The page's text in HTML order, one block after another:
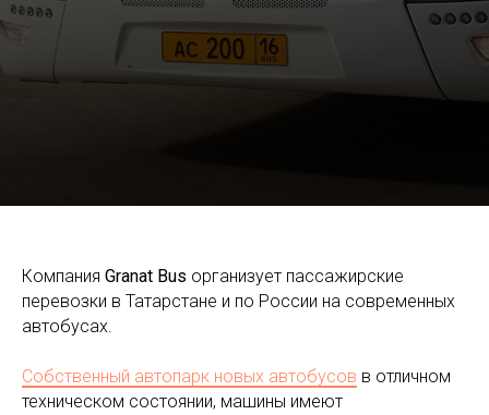
Компания Granat Bus организует пассажирские
перевозки в Татарстане и по России на современных
автобусах.
Собственный автопарк новых автобусов в отличном
техническом состоянии, машины имеют